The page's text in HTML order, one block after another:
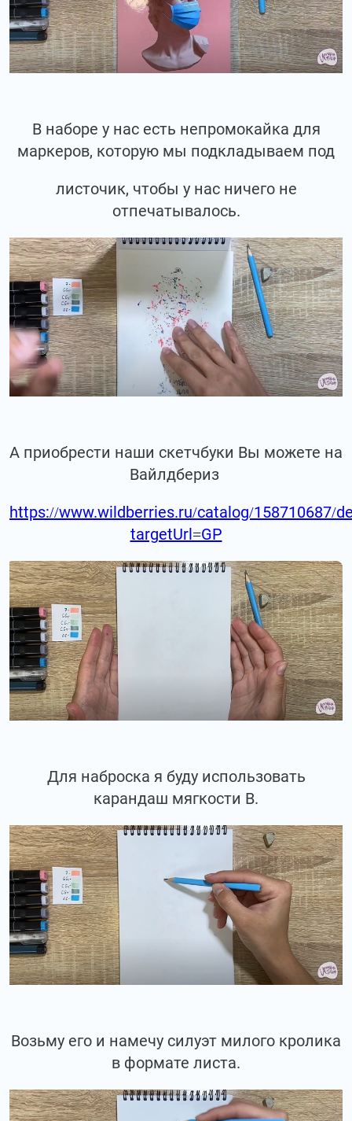
В наборе у нас есть непромокайка для
маркеров, которую мы подкладываем под
листочик, чтобы у нас ничего не
отпечатывалось.
А приобрести наши скетчбуки Вы можете на
Вайлдбериз
https://www.wildberries.ru/catalog/158710687/
targetUrl=GP
Для наброска я буду использовать
карандаш мягкости В.
Возьму его и намечу силуэт милого кролика
в формате листа.